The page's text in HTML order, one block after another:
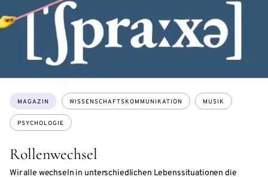
Rollenwechsel
Wir alle wechseln in unterschiedlichen Lebenssituationen die
Themen:
MAGAZIN WISSENSCHAFTSKOMMUNIKATION MUSIK
PSYCHOLOGIE